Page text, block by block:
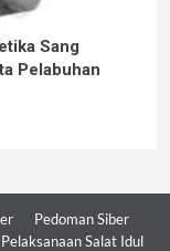
Sang
Pelabuhan
Pedoman Siber
Salat Idul